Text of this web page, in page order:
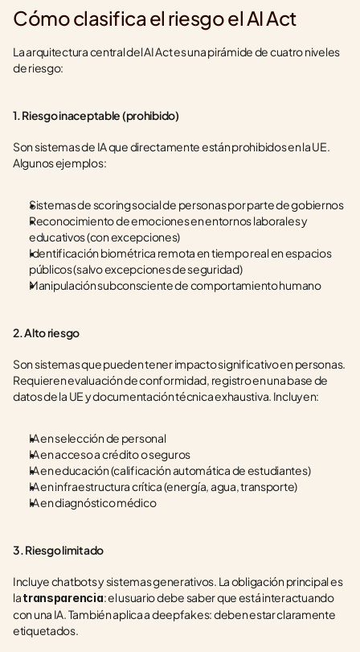
Cómo clasifica el riesgo el AI Act
La arquitectura central del AI Act es una pirámide de cuatro niveles
de riesgo:
1. Riesgo inaceptable (prohibido)
Son sistemas de IA que directamente están prohibidos en la UE.
Algunos ejemplos:
Sistemas de scoring social de personas por parte de gobiernos
Reconocimiento de emociones en entornos laborales y
educativos (con excepciones)
Identificación biométrica remota en tiempo real en espacios
públicos (salvo excepciones de seguridad)
Manipulación subconsciente de comportamiento humano
2. Alto riesgo
Son sistemas que pueden tener impacto significativo en personas.
Requieren evaluación de conformidad, registro en una base de
datos de la UE y documentación técnica exhaustiva. Incluyen:
IA en selección de personal
IA en acceso a crédito o seguros
IA en educación (calificación automática de estudiantes)
IA en infraestructura crítica (energía, agua, transporte)
IA en diagnóstico médico
3. Riesgo limitado
Incluye chatbots y sistemas generativos. La obligación principal es
la transparencia: el usuario debe saber que está interactuando
con una IA. También aplica a deepfakes: deben estar claramente
etiquetados.